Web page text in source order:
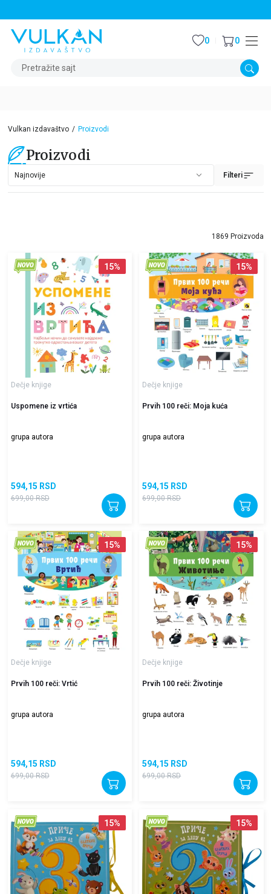
Pretražite sajt
0 0
Vulkan izdavaštvo Proizvodi
Proizvodi
Filteri
1869 Proizvoda
15%
Dečje knjige
Uspomene iz vrtića
grupa autora
594,15 RSD
699,00 RSD
15%
Dečje knjige
Prvih 100 reči: Moja kuća
grupa autora
594,15 RSD
699,00 RSD
15%
Dečje knjige
Prvih 100 reči: Vrtić
grupa autora
594,15 RSD
699,00 RSD
15%
Dečje knjige
Prvih 100 reči: Životinje
grupa autora
594,15 RSD
699,00 RSD
15% 15%